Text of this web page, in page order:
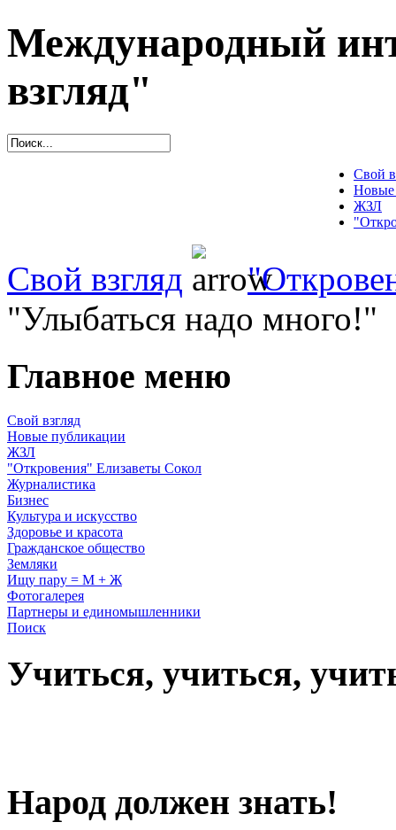
Международный
взгляд"
Свой
Новые
ЖЗЛ
Свой взгляд
"Улыбаться надо много!"
Главное меню
Свой взгляд
Новые публикации
ЖЗЛ
"Откровения" Елизаветы Сокол
Журналистика
Бизнес
Культура и искусство
Здоровье и красота
Гражданское общество
Земляки
Ищу пару = М + Ж
Фотогалерея
Партнеры и единомышленники
Поиск
Учиться, учиться,
Народ должен знать!